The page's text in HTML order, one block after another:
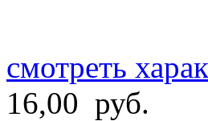
смотреть
16,00 руб.